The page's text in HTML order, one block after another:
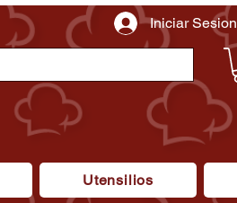
Utensilios
Iniciar Sesion